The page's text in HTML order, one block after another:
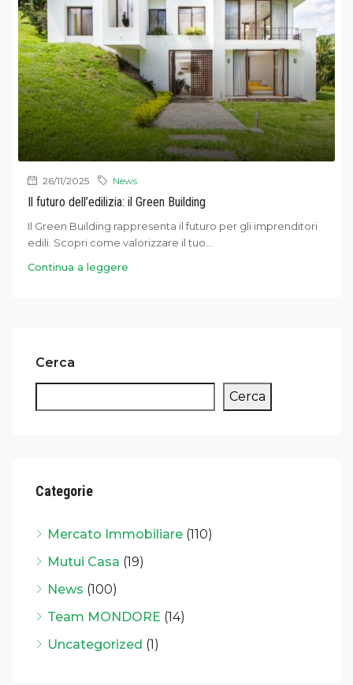
26/11/2025 News
Il futuro dell’edilizia: il Green Building
Il Green Building rappresenta il futuro per gli imprenditori
edili. Scopri come valorizzare il tuo...
Continua a leggere
Cerca
Cerca
Categorie
Mercato Immobiliare (110)
Mutui Casa (19)
News (100)
Team MONDORE (14)
Uncategorized (1)